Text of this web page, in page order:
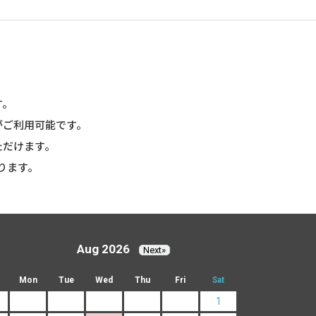
利用可能です。
けます。
す。
Aug 2026 Next»
Mon Tue Wed Thu Fri Sat
1